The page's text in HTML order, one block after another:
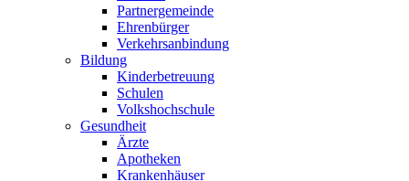
Partnergemeinde
Ehrenbürger
Verkehrsanbindung
Bildung
Kinderbetreuung
Schulen
Volkshochschule
Gesundheit
Ärzte
Apotheken
Krankenhäuser